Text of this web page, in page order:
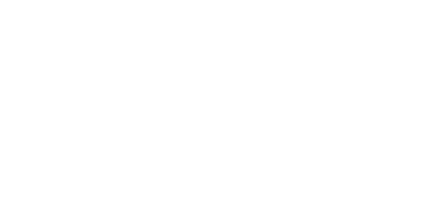
|
fine descrittivo e possono variare senza obbligo di preavviso, quindi riferirsi sempre ai siti web dei rispettivi